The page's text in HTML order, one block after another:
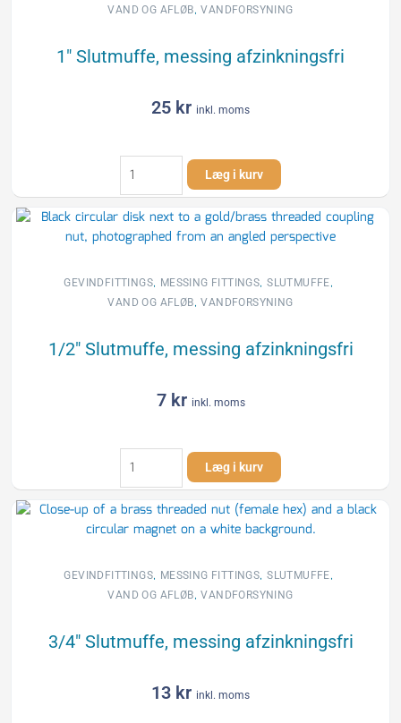
VAND OG AFLØB,VANDFORSYNING
1″ Slutmuffe, messing afzinkningsfri
25 kr inkl. moms
1"
Slutmuffe,
messing
afzinkningsfri
antal
Læg i kurv
GEVINDFITTINGS, MESSING FITTINGS,SLUTMUFFE,
VAND OG AFLØB,VANDFORSYNING
1/2″ Slutmuffe, messing afzinkningsfri
7 kr inkl. moms
1/2"
Slutmuffe,
messing
afzinkningsfri
antal
Læg i kurv
GEVINDFITTINGS, MESSING FITTINGS,SLUTMUFFE,
VAND OG AFLØB,VANDFORSYNING
3/4″ Slutmuffe, messing afzinkningsfri
13 kr inkl. moms